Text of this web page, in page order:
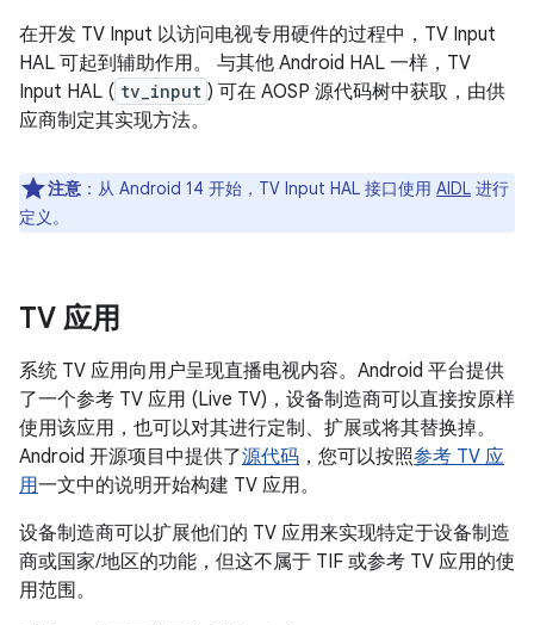
在开发 TV Input 以访问电视专用硬件的过程中，TV Input
HAL 可起到辅助作用。 与其他 Android HAL 一样，TV
Input HAL ( tv_input ) 可在 AOSP 源代码树中获取，由供
应商制定其实现方法。
注意 ：从 Android 14 开始，TV Input HAL 接口使用 AIDL 进行
定义。
TV 应用
系统 TV 应用向用户呈现直播电视内容。Android 平台提供
了一个参考 TV 应用 (Live TV)，设备制造商可以直接按原样
使用该应用，也可以对其进行定制、扩展或将其替换掉。
Android 开源项目中提供了源代码 ，您可以按照参考 TV 应
用一文中的说明开始构建 TV 应用。
设备制造商可以扩展他们的 TV 应用来实现特定于设备制造
商或国家/地区的功能，但这不属于 TIF 或参考 TV 应用的使
用范围。